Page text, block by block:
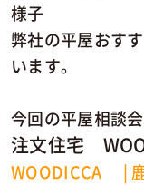
様子
弊社の平屋おす
います。
今回の平屋相談
注文住宅
WOODICCA |